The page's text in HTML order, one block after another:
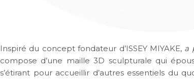
Inspiré du concept fondateur d’ISSEY MIYAKE, a
compose d’une maille 3D sculpturale qui
s’étirant pour accueillir d’autres essentiels du